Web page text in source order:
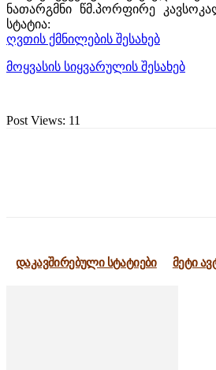
ნათარგმნი წმ.პორფირე
სტატია:
ღვთის ქმნილების შესახებ
მოყვასის სიყვარულის შესახებ
Post Views: 11
დაკავშირებული სტატიები მეტი